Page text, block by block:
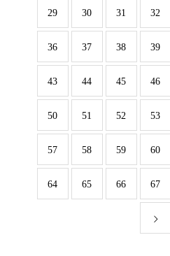
29 30 31 32
36 37 38 39
43 44 45 46
50 51 52 53
57 58 59 60
64 65 66 67